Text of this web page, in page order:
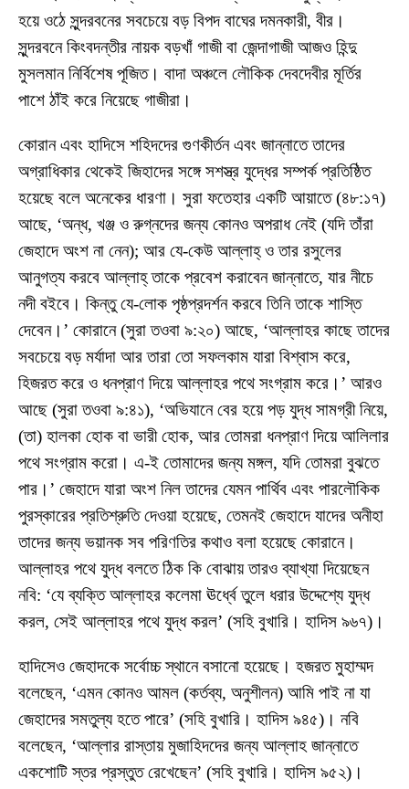
হয়ে ওঠে সুন্দরবনের সবচেয়ে বড় বিপদ বাঘের দমনকারী, বীর।
সুন্দরবনে কিংবদন্তীর নায়ক বড়খাঁ গাজী বা জেন্দাগাজী আজও হিন্দু
মুসলমান নির্বিশেষ পূজিত। বাদা অঞ্চলে লৌকিক দেবদেবীর মূর্তির
পাশে ঠাঁই করে নিয়েছে গাজীরা।
কোরান এবং হাদিসে শহিদদের গুণকীর্তন এবং জান্নাতে তাদের
অগ্রাধিকার থেকেই জিহাদের সঙ্গে সশস্ত্র যুদ্ধের সম্পর্ক প্রতিষ্ঠিত
হয়েছে বলে অনেকের ধারণা। সুরা ফতেহার একটি আয়াতে (৪৮:১৭)
আছে, ‘অন্ধ, খঞ্জ ও রুগ্নদের জন্য কোনও অপরাধ নেই (যদি তাঁরা
জেহাদে অংশ না নেন); আর যে-কেউ আল্লাহ্ ও তার রসুলের
আনুগত্য করবে আল্লাহ্ তাকে প্রবেশ করাবেন জান্নাতে, যার নীচে
নদী বইবে। কিন্তু যে-লোক পৃষ্ঠপ্রদর্শন করবে তিনি তাকে শাস্তি
দেবেন।’ কোরানে (সুরা তওবা ৯:২০) আছে, ‘আল্লাহর কাছে তাদের
সবচেয়ে বড় মর্যাদা আর তারা তো সফলকাম যারা বিশ্বাস করে,
হিজরত করে ও ধনপ্রাণ দিয়ে আল্লাহর পথে সংগ্রাম করে।’ আরও
আছে (সুরা তওবা ৯:৪১), ‘অভিযানে বের হয়ে পড় যুদ্ধ সামগ্রী নিয়ে,
(তা) হালকা হোক বা ভারী হোক, আর তোমরা ধনপ্রাণ দিয়ে আলিলার
পথে সংগ্রাম করো। এ-ই তোমাদের জন্য মঙ্গল, যদি তোমরা বুঝতে
পার।’ জেহাদে যারা অংশ নিল তাদের যেমন পার্থিব এবং পারলৌকিক
পুরস্কারের প্রতিশ্রুতি দেওয়া হয়েছে, তেমনই জেহাদে যাদের অনীহা
তাদের জন্য ভয়ানক সব পরিণতির কথাও বলা হয়েছে কোরানে।
আল্লাহর পথে যুদ্ধ বলতে ঠিক কি বোঝায় তারও ব্যাখ্যা দিয়েছেন
নবি: ‘যে ব্যক্তি আল্লাহর কলেমা ঊর্ধ্বে তুলে ধরার উদ্দেশ্যে যুদ্ধ
করল, সেই আল্লাহর পথে যুদ্ধ করল’ (সহি বুখারি। হাদিস ৯৬৭)।
হাদিসেও জেহাদকে সর্বোচ্চ স্থানে বসানো হয়েছে। হজরত মুহাম্মদ
বলেছেন, ‘এমন কোনও আমল (কর্তব্য, অনুশীলন) আমি পাই না যা
জেহাদের সমতুল্য হতে পারে’ (সহি বুখারি। হাদিস ৯৪৫)। নবি
বলেছেন, ‘আল্লার রাস্তায় মুজাহিদদের জন্য আল্লাহ জান্নাতে
একশোটি স্তর প্রস্তুত রেখেছেন’ (সহি বুখারি। হাদিস ৯৫২)।